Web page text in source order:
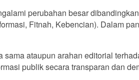
perubahan besar
Fitnah, Kebencian). Dalam
ataupun arahan editorial
publik secara transparan dan